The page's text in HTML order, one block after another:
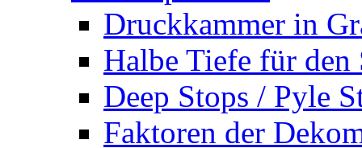
Druckkammer in
Halbe Tiefe für den
Deep Stops / Pyle
Faktoren der